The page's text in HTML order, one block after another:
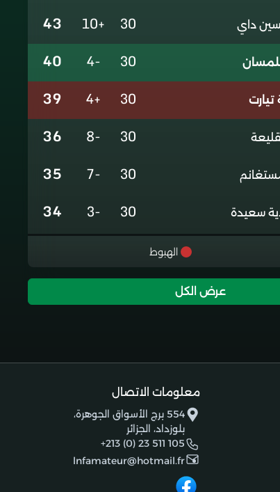
داي 30
+10
43
30
-4
40
30
+4
39
30
-8
36
30
-7
35
سعيدة 30
-3
34
29
-14
29
30
-38
20
30
الهبوط
عرض الكل
معلومات الاتصال
554 برج الأسواق الجوهرة،
بلوزداد، الجزائر
+213 (0) 23 511 105
lnfamateur@hotmail.fr